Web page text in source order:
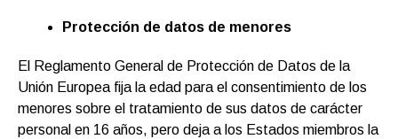
Protección de datos de menores
El Reglamento General de Protección de Datos de la
Unión Europea fija la edad para el consentimiento de los
menores sobre el tratamiento de sus datos de carácter
personal en 16 años, pero deja a los Estados miembros la